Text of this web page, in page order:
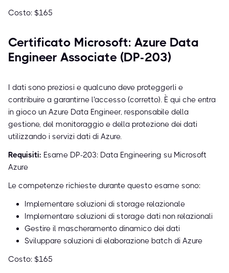
Costo: $165
Certificato Microsoft: Azure Data
Engineer Associate (DP-203)
I dati sono preziosi e qualcuno deve proteggerli e
contribuire a garantirne l'accesso (corretto). È qui che entra
in gioco un Azure Data Engineer, responsabile della
gestione, del monitoraggio e della protezione dei dati
utilizzando i servizi dati di Azure.
Requisiti: Esame DP-203: Data Engineering su Microsoft
Azure
Le competenze richieste durante questo esame sono:
Implementare soluzioni di storage relazionale
Implementare soluzioni di storage dati non relazionali
Gestire il mascheramento dinamico dei dati
Sviluppare soluzioni di elaborazione batch di Azure
Costo: $165